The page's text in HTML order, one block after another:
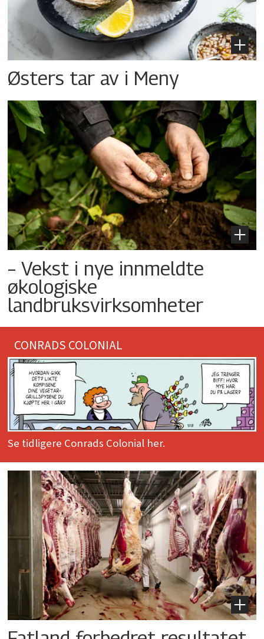
Østers tar av i Meny
– Vekst i nye innmeldte
økologiske
landbruksvirksomheter
CONRADS COLONIAL
Se tidligere Conrads Colonial her.